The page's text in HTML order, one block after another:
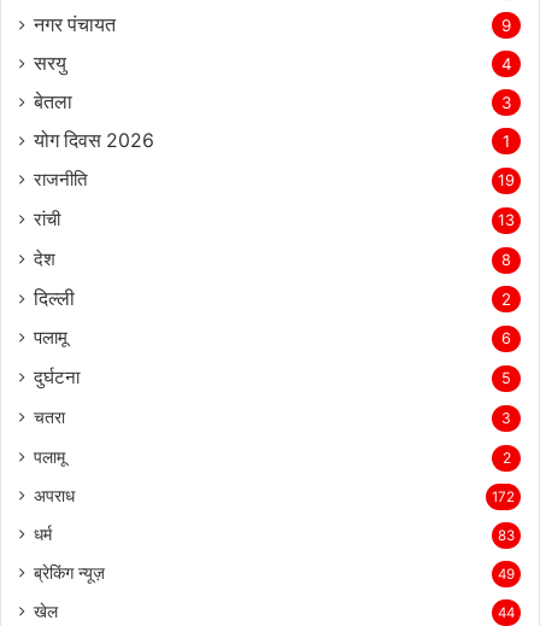
नगर पंचायत 9
सरयु 4
बेतला 3
योग दिवस 2026 1
राजनीति 19
रांची 13
देश 8
दिल्‍ली 2
पलामू 6
दुर्घटना 5
चतरा 3
पलामू 2
अपराध 172
धर्म 83
ब्रेकिंग न्यूज़ 49
खेल 44